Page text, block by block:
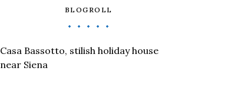
BLOGROLL
Casa Bassotto, stilish holiday house
near Siena